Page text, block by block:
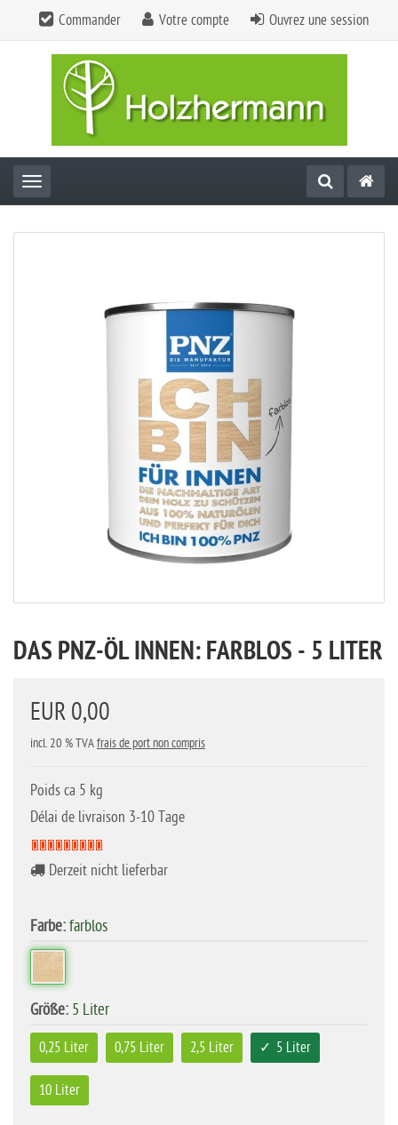
Commander Votre compte Ouvrez une session
Toggle navigation
DAS PNZ-ÖL INNEN: FARBLOS - 5 LITER
EUR 0,00
incl. 20 % TVAfrais de port non compris
Poids ca 5 kg
Délai de livraison 3-10 Tage
Derzeit nicht lieferbar
Farbe:farblos
Größe: 5 Liter
0,25 Liter 0,75 Liter 2,5 Liter 5 Liter
10 Liter